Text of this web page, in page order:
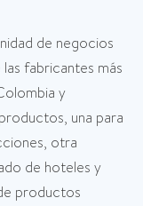
de negocios
fabricantes más
y
una para
otra
de hoteles y
productos